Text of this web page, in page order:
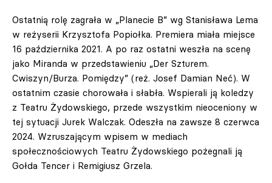
Ostatnią rolę zagrała w „Planecie B” wg Stanisława Lema
w reżyserii Krzysztofa Popiołka. Premiera miała miejsce
16 października 2021. A po raz ostatni weszła na scenę
jako Miranda w przedstawieniu „Der Szturem.
Cwiszyn/Burza. Pomiędzy” (reż. Josef Damian Neć). W
ostatnim czasie chorowała i słabła. Wspierali ją koledzy
z Teatru Żydowskiego, przede wszystkim nieoceniony w
tej sytuacji Jurek Walczak. Odeszła na zawsze 8 czerwca
2024. Wzruszającym wpisem w mediach
społecznościowych Teatru Żydowskiego pożegnali ją
Gołda Tencer i Remigiusz Grzela.